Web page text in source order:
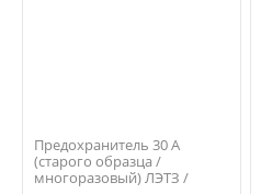
Предохранитель 30 А
(старого образца /
многоразовый) ЛЭТЗ /